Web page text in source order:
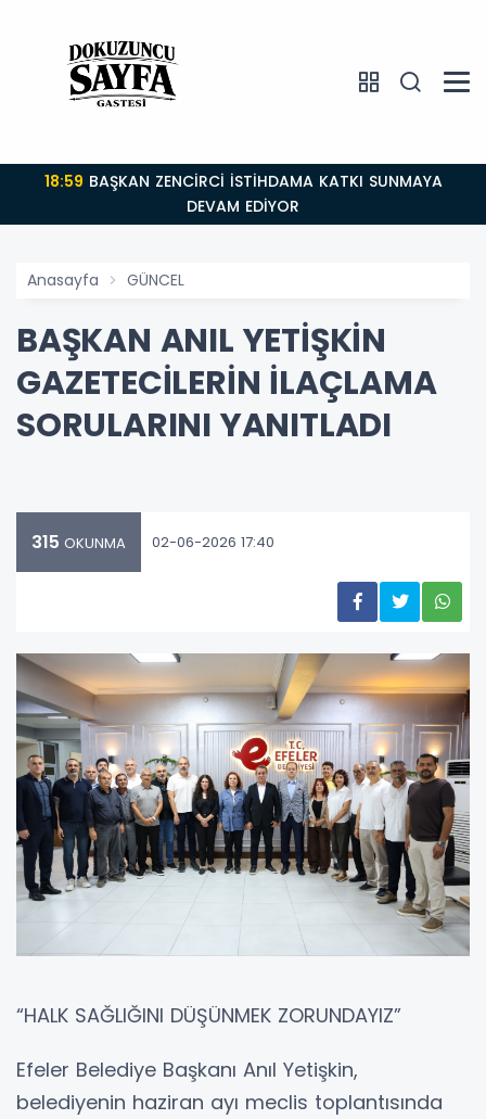
18:59
DEVAM EDİYOR
Anasayfa GÜNCEL
BAŞKAN ANIL YETİŞKİN
GAZETECİLERİN İLAÇLAMA
SORULARINI YANITLADI
315 OKUNMA 02-06-2026 17:40
“HALK SAĞLIĞINI DÜŞÜNMEK ZORUNDAYIZ”
Efeler Belediye Başkanı Anıl Yetişkin,
belediyenin haziran ayı meclis toplantısında